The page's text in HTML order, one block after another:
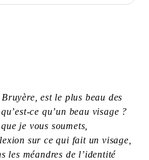
est le plus beau des
ce qu’un beau visage ?
je vous soumets,
sur ce qui fait un visage,
les méandres de l’identité